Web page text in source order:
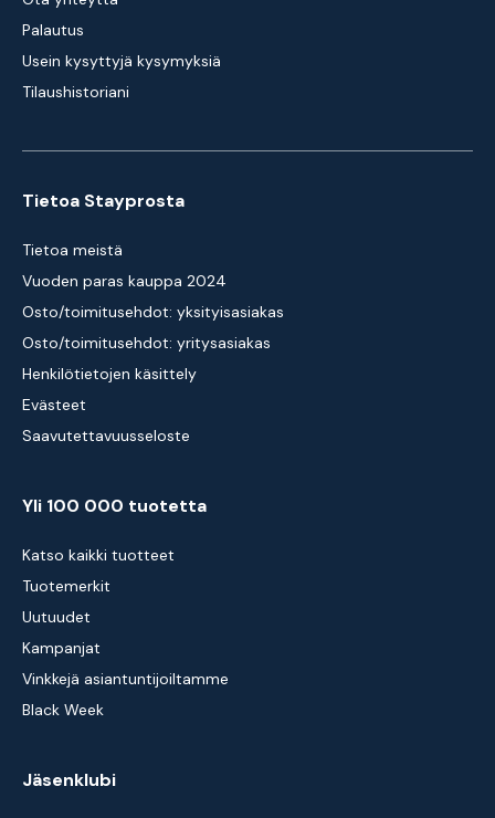
Palautus
Usein kysyttyjä kysymyksiä
Tilaushistoriani
Tietoa Stayprosta
Tietoa meistä
Vuoden paras kauppa 2024
Osto/toimitusehdot: yksityisasiakas
Osto/toimitusehdot: yritysasiakas
Henkilötietojen käsittely
Evästeet
Saavutettavuusseloste
Yli 100 000 tuotetta
Katso kaikki tuotteet
Tuotemerkit
Uutuudet
Kampanjat
Vinkkejä asiantuntijoiltamme
Black Week
Jäsenklubi